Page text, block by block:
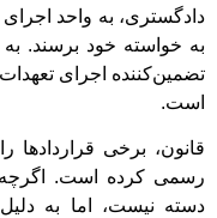
دادگستری، به واحد
به خواسته خود برسند. به
تضمین‌کننده اجرای
است.
قانون، برخی قراردادها
رسمی کرده است.
دسته نیست، اما به